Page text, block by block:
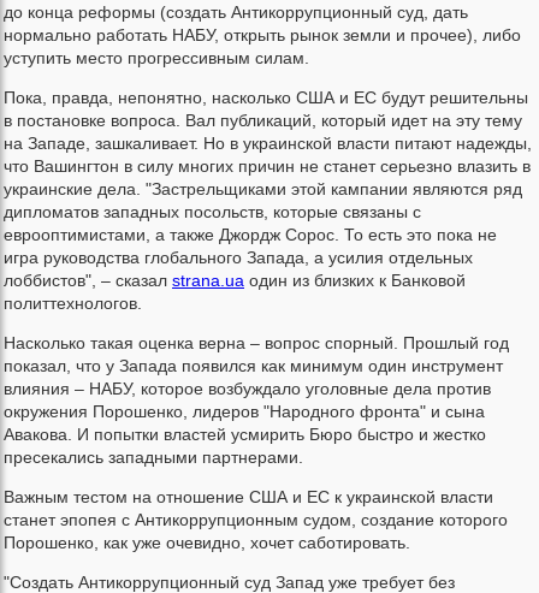
до конца реформы (создать Антикоррупционный суд, дать
нормально работать НАБУ, открыть рынок земли и прочее), либо
уступить место прогрессивным силам.
Пока, правда, непонятно, насколько США и ЕС будут решительны
в постановке вопроса. Вал публикаций, который идет на эту тему
на Западе, зашкаливает. Но в украинской власти питают надежды,
что Вашингтон в силу многих причин не станет серьезно влазить в
украинские дела. "Застрельщиками этой кампании являются ряд
дипломатов западных посольств, которые связаны с
еврооптимистами, а также Джордж Сорос. То есть это пока не
игра руководства глобального Запада, а усилия отдельных
лоббистов", – сказал strana.ua один из близких к Банковой
политтехнологов.
Насколько такая оценка верна – вопрос спорный. Прошлый год
показал, что у Запада появился как минимум один инструмент
влияния – НАБУ, которое возбуждало уголовные дела против
окружения Порошенко, лидеров "Народного фронта" и сына
Авакова. И попытки властей усмирить Бюро быстро и жестко
пресекались западными партнерами.
Важным тестом на отношение США и ЕС к украинской власти
станет эпопея с Антикоррупционным судом, создание которого
Порошенко, как уже очевидно, хочет саботировать.
"Создать Антикоррупционный суд Запад уже требует без